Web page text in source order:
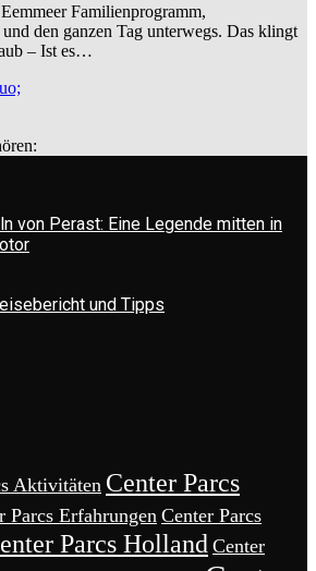
Familienprogramm,
den ganzen Tag unterwegs. Das klingt
– Ist es…
von Perast: Eine Legende mitten in
und Tipps
Aktivitäten Center Parcs
Parcs Erfahrungen Center Parcs
Parcs Holland Center